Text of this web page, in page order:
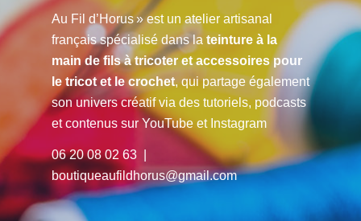
Au Fil d’Horus » est un atelier artisanal
français spécialisé dans la teinture à la
main de fils à tricoter et accessoires pour
le tricot et le crochet, qui partage également
son univers créatif via des tutoriels, podcasts
et contenus sur YouTube et Instagram
06 20 08 02 63 |
boutiqueaufildhorus@gmail.com